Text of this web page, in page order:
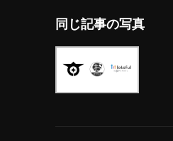
同じ記事の写真